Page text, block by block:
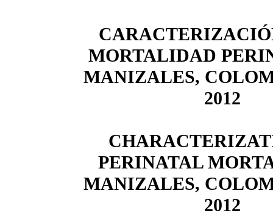
MORTALIDAD
MANIZALES,
2012
PERINATAL
MANIZALES,
2012